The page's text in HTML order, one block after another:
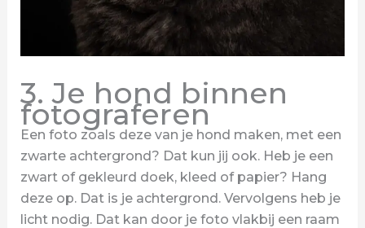
3. Je hond binnen
fotograferen
Een foto zoals deze van je hond maken, met een
zwarte achtergrond? Dat kun jij ook. Heb je een
zwart of gekleurd doek, kleed of papier? Hang
deze op. Dat is je achtergrond. Vervolgens heb je
licht nodig. Dat kan door je foto vlakbij een raam